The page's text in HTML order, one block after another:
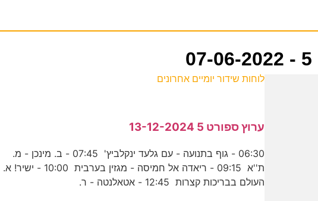
לוחות שידור יומיים אחרונים
ערוץ ספורט 5 13-12-2024
06:30 - גוף בתנועה - עם גלעד ינקלביץ' 07:45 - ב. מינכן - מ.
ת''א 09:15 - ריאדה אל חמיסה - מגזין בערבית 10:00 - ישיר! א.
העולם בבריכות קצרות 12:45 - אטאלנטה - ר.